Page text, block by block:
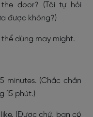
door? (Tôi tự hỏi
được không?)
dùng may might.
minutes. (Chắc chắn
15 phút.)
(Được chứ, bạn có